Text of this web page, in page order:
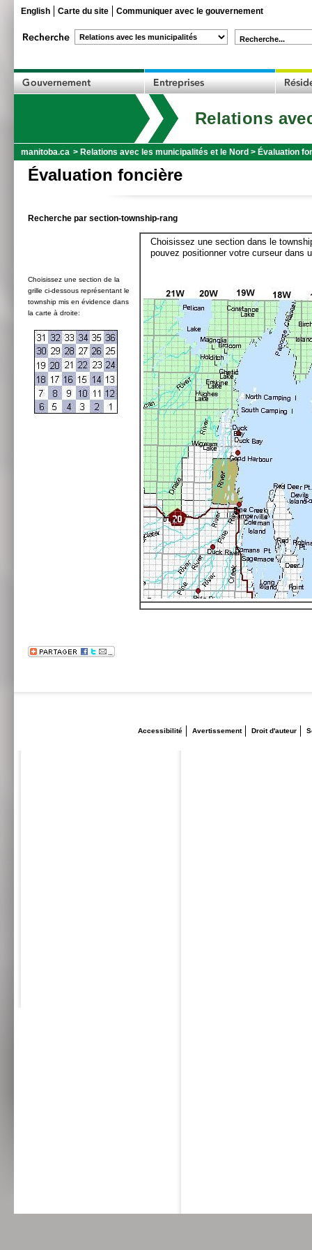
English Carte du site Communiquer avec le gouvernement
Recherche...
Relations
manitoba.ca > Relations avec les municipalités et le Nord > Évaluation
Évaluation foncière
Recherche par section-township-rang
Choisissez une section de la
grille ci-dessous représentant le
township mis en évidence dans
la carte à droite:
Choisissez une section dans le
pouvez positionner votre curseur dans
Accessibilité Avertissement Droit d'auteur